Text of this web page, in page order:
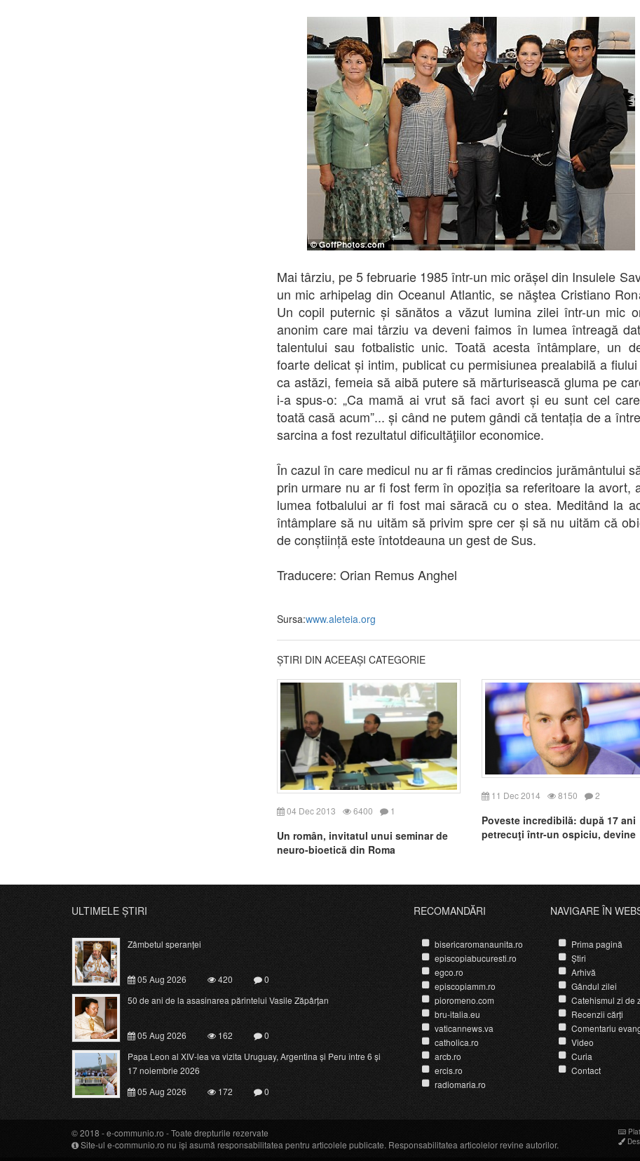
Mai târziu, pe 5 februarie 1985 într-un mic orășel din Insulele
un mic arhipelag din Oceanul Atlantic, se năştea Cristiano
Un copil puternic și sănătos a văzut lumina zilei într-un mic
anonim care mai târziu va deveni faimos în lumea întreagă
talentului sau fotbalistic unic. Toată acesta întâmplare, un
foarte delicat și intim, publicat cu permisiunea prealabilă a
ca astăzi, femeia să aibă putere să mărturisească gluma pe
i-a spus-o: „Ca mamă ai vrut să faci avort și eu sunt cel
toată casă acum”... și când ne putem gândi că tentația de a
sarcina a fost rezultatul dificultăţiilor economice.
În cazul în care medicul nu ar fi rămas credincios jurământului
prin urmare nu ar fi fost ferm în opoziția sa referitoare la avort,
lumea fotbalului ar fi fost mai săracă cu o stea. Meditând la
întâmplare să nu uităm să privim spre cer și să nu uităm că
de conștiință este întotdeauna un gest de Sus.
Traducere: Orian Remus Anghel
Sursa:www.aleteia.org
ȘTIRI DIN ACEEAȘI CATEGORIE
04 Dec 2013 6400 1
Un român, invitatul unui seminar de
neuro-bioetică din Roma
11 Dec 2014 8150 2
Poveste incredibilă: după 17 ani
petrecuţi într-un ospiciu, devine
ULTIMELE ȘTIRI
Zâmbetul speranței
05 Aug 2026 420
0
50 de ani de la asasinarea părintelui Vasile Zăpârțan
05 Aug 2026 162
0
Papa Leon al XIV-lea va vizita Uruguay, Argentina și Peru între 6 și
17 noiembrie 2026
05 Aug 2026
172 0
RECOMANDĂRI
bisericaromanaunita.ro
episcopiabucuresti.ro
egco.ro
episcopiamm.ro
pioromeno.com
bru-italia.eu
vaticannews.va
catholica.ro
arcb.ro
ercis.ro
radiomaria.ro
NAVIGARE ÎN
Prima pagină
Știri
Arhivă
Gândul zilei
Catehismul zi de
Recenzii cărți
Comentariu
Video
Curia
Contact
© 2018 -e-communio.ro - Toate drepturile rezervate
Site-ul e-communio.ro nu își asumă responsabilitatea pentru articolele publicate. Responsabilitatea articolelor revine autorilor.